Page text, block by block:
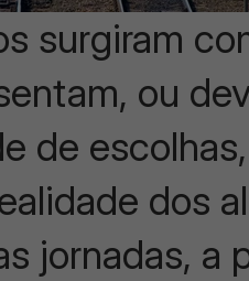
surgiram
ou
de
dos
jornadas,